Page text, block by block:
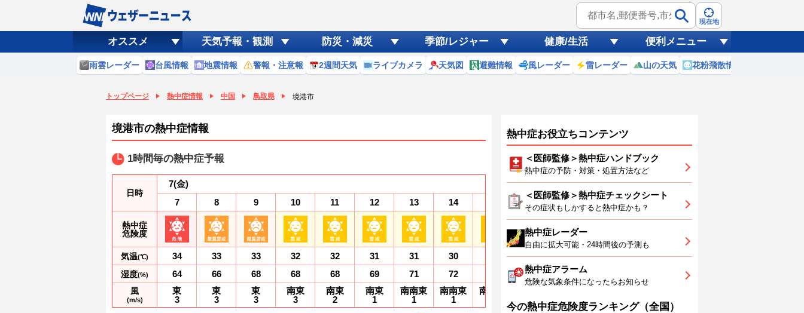
現在地
オススメ 天気予報・観測 防災・減災 季節/レジャー 健康/生活 便利メニュー
雨雲レーダー 台風情報 地震情報 警報・注意報 2週間天気 ライブカメラ 天気図 避難情報 風レーダー 雷レーダー 山の天気 花粉飛散情報
トップページ 熱中症情報 中国 鳥取県 境港市
境港市の熱中症情報
1時間毎の熱中症予報
日時
熱中症
危険度
気温(℃)
湿度(%)
風
(m/s)
7(金)
7
34
64
東
3
8
33
66
東
3
9
33
68
東
3
10
32
68
南東
3
11
32
68
南東
2
12
31
69
南東
1
13
31
71
南南東
1
14
30
72
南南東
1
南南東
16
30
73
1
17
29
73
1
18
29
29
20
28
74
熱中症お役立ちコンテンツ
＜医師監修＞熱中症ハンドブック
熱中症の予防・対策・処置方法など
＜医師監修＞熱中症チェックシート
その症状もしかすると熱中症かも？
熱中症レーダー
自由に拡大可能・24時間後の予測も
熱中症アラーム
危険な気象条件になったらお知らせ
今の熱中症危険度ランキング（全国）